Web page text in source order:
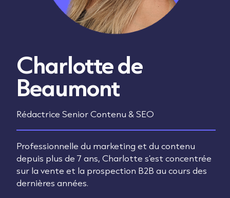
Charlotte de
Beaumont
Rédactrice Senior Contenu & SEO
Professionnelle du marketing et du contenu
depuis plus de 7 ans, Charlotte s’est concentrée
sur la vente et la prospection B2B au cours des
dernières années.